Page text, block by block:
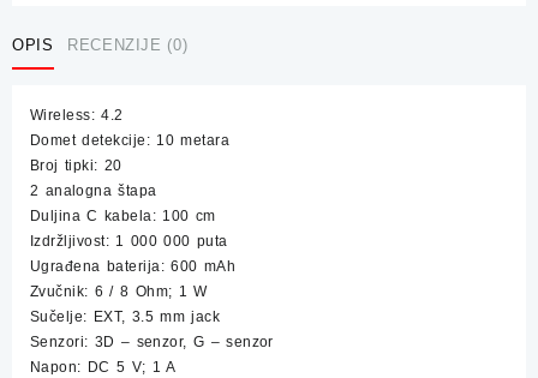
TRIKE
i
PS4
količina
OPIS RECENZIJE (0)
Wireless: 4.2
Domet detekcije: 10 metara
Broj tipki: 20
2 analogna štapa
Duljina C kabela: 100 cm
Izdržljivost: 1 000 000 puta
Ugrađena baterija: 600 mAh
Zvučnik: 6 / 8 Ohm; 1 W
Sučelje: EXT, 3.5 mm jack
Senzori: 3D – senzor, G – senzor
Napon: DC 5 V; 1 A